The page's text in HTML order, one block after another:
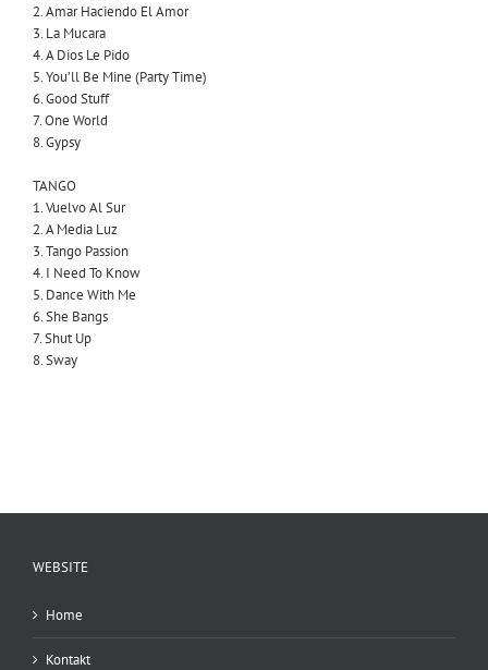
2. Amar Haciendo El Amor
3. La Mucara
4. A Dios Le Pido
5. You’ll Be Mine (Party Time)
6. Good Stuff
7. One World
8. Gypsy
TANGO
1. Vuelvo Al Sur
2. A Media Luz
3. Tango Passion
4. I Need To Know
5. Dance With Me
6. She Bangs
7. Shut Up
8. Sway
WEBSITE
Home
Kontakt